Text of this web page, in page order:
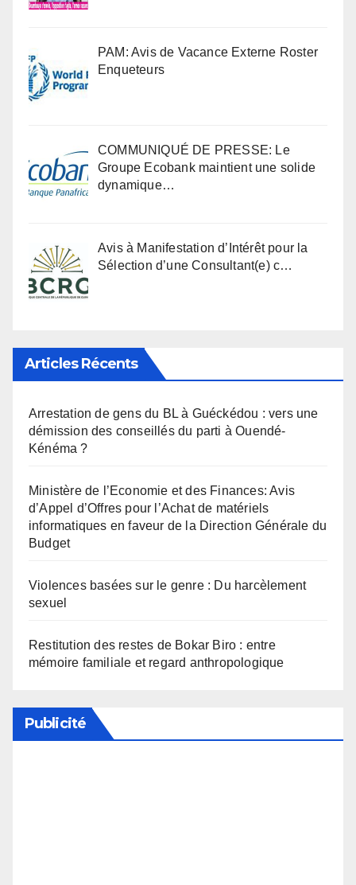
PAM: Avis de Vacance Externe Roster
Enqueteurs
COMMUNIQUÉ DE PRESSE: Le
Groupe Ecobank maintient une solide
dynamique…
Avis à Manifestation d’Intérêt pour la
Sélection d’une Consultant(e) c…
Articles Récents
Arrestation de gens du BL à Guéckédou : vers une
démission des conseillés du parti à Ouendé-
Kénéma ?
Ministère de l’Economie et des Finances: Avis
d’Appel d’Offres pour l’Achat de matériels
informatiques en faveur de la Direction Générale du
Budget
Violences basées sur le genre : Du harcèlement
sexuel
Restitution des restes de Bokar Biro : entre
mémoire familiale et regard anthropologique
Publicité